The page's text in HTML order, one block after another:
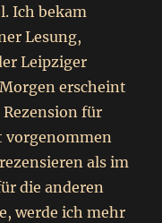
Ich bekam
Lesung,
Leipziger
erscheint
für
vorgenommen
als im
die anderen
werde ich mehr